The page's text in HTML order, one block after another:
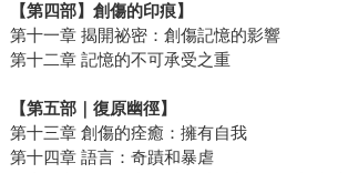
【第四部】創傷的印痕】
第十一章 揭開祕密：創傷記憶的影響
第十二章 記憶的不可承受之重
【第五部｜復原幽徑】
第十三章 創傷的痊癒：擁有自我
第十四章 語言：奇蹟和暴虐